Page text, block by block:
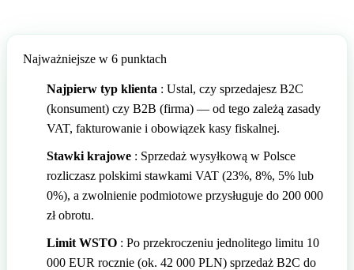
🇮🇹 Włochy
Najważniejsze w 6 punktach
Najpierw typ klienta : Ustal, czy sprzedajesz B2C
(konsument) czy B2B (firma) — od tego zależą zasady
VAT, fakturowanie i obowiązek kasy fiskalnej.
Stawki krajowe : Sprzedaż wysyłkową w Polsce
rozliczasz polskimi stawkami VAT (23%, 8%, 5% lub
0%), a zwolnienie podmiotowe przysługuje do 200 000
zł obrotu.
Limit WSTO : Po przekroczeniu jednolitego limitu 10
000 EUR rocznie (ok. 42 000 PLN) sprzedaż B2C do